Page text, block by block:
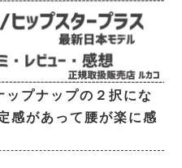
プナップの２択にな
感があって腰が楽に感